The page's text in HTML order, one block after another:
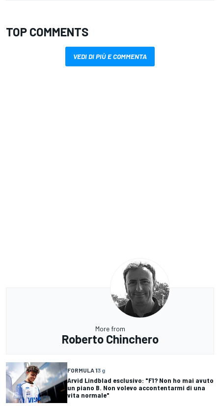
TOP COMMENTS
VEDI DI PIÙ E COMMENTA
More from
Roberto Chinchero
FORMULA 13 g
Arvid Lindblad esclusivo: "F1? Non ho mai avuto
un piano B. Non volevo accontentarmi di una
vita normale"